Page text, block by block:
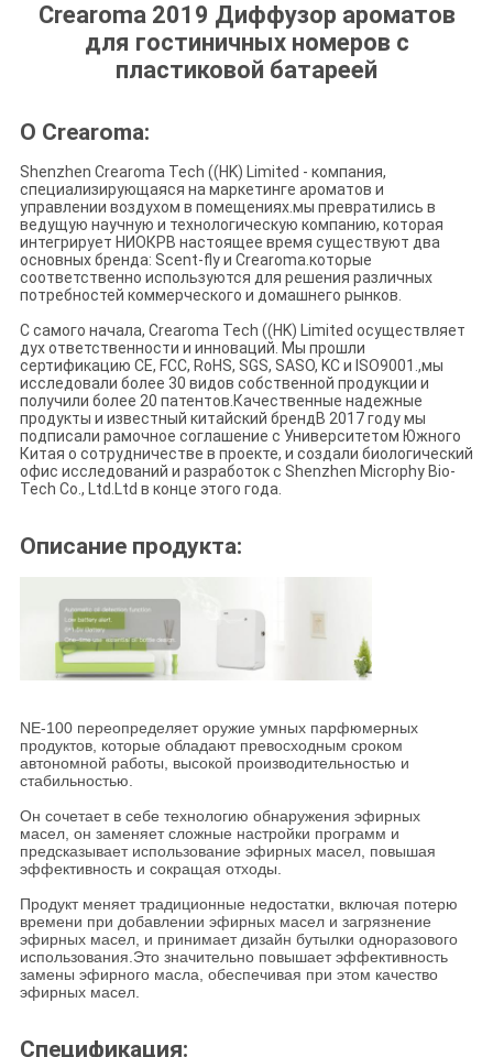
Crearoma 2019 Диффузор ароматов
для гостиничных номеров с
пластиковой батареей
О Crearoma:
Shenzhen Crearoma Tech ((HK) Limited - компания,
специализирующаяся на маркетинге ароматов и
управлении воздухом в помещениях.мы превратились в
ведущую научную и технологическую компанию, которая
интегрирует НИОКРВ настоящее время существуют два
основных бренда: Scent-fly и Crearoma.которые
соответственно используются для решения различных
потребностей коммерческого и домашнего рынков.
С самого начала, Crearoma Tech ((HK) Limited осуществляет
дух ответственности и инноваций. Мы прошли
сертификацию CE, FCC, RoHS, SGS, SASO, KC и ISO9001.,мы
исследовали более 30 видов собственной продукции и
получили более 20 патентов.Качественные надежные
продукты и известный китайский брендВ 2017 году мы
подписали рамочное соглашение с Университетом Южного
Китая о сотрудничестве в проекте, и создали биологический
офис исследований и разработок с Shenzhen Microphy Bio-
Tech Co., Ltd.Ltd в конце этого года.
Описание продукта:
NE-100 переопределяет оружие умных парфюмерных
продуктов, которые обладают превосходным сроком
автономной работы, высокой производительностью и
стабильностью.
Он сочетает в себе технологию обнаружения эфирных
масел, он заменяет сложные настройки программ и
предсказывает использование эфирных масел, повышая
эффективность и сокращая отходы.
Продукт меняет традиционные недостатки, включая потерю
времени при добавлении эфирных масел и загрязнение
эфирных масел, и принимает дизайн бутылки одноразового
использования.Это значительно повышает эффективность
замены эфирного масла, обеспечивая при этом качество
эфирных масел.
Спецификация: